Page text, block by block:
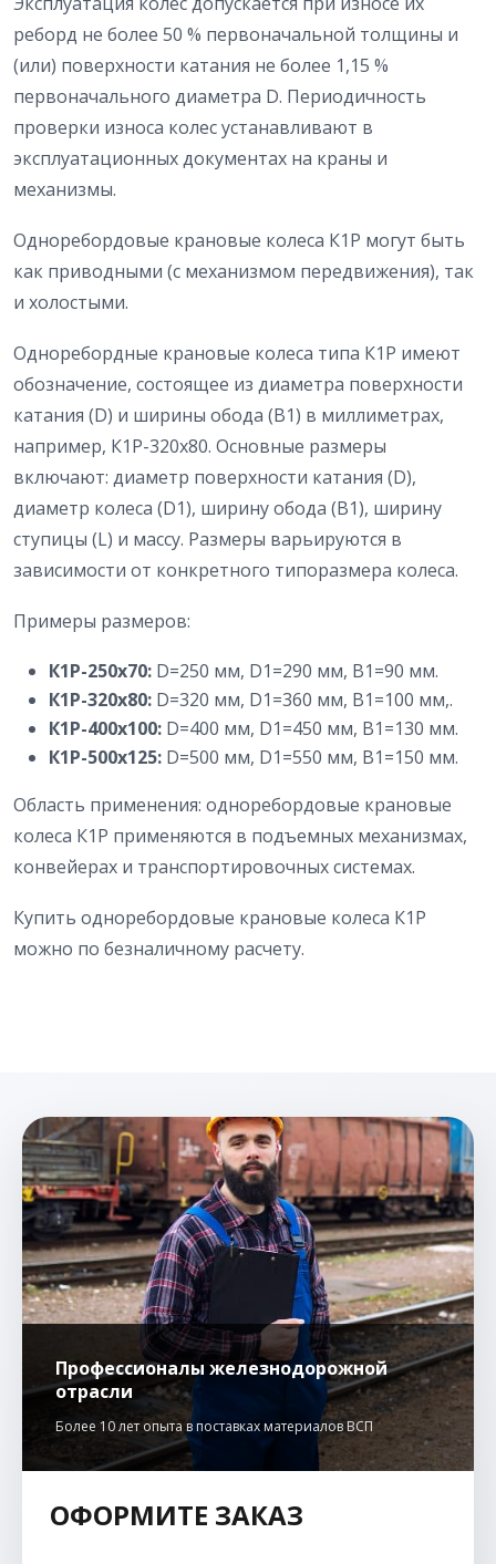
реборд не более 50 % первоначальной толщины и
(или) поверхности катания не более 1,15 %
первоначального диаметра D. Периодичность
проверки износа колес устанавливают в
эксплуатационных документах на краны и
механизмы.
Одноребордовые крановые колеса К1Р могут быть
как приводными (с механизмом передвижения), так
и холостыми.
Одноребордные крановые колеса типа К1Р имеют
обозначение, состоящее из диаметра поверхности
катания (D) и ширины обода (B1) в миллиметрах,
например, К1Р-320х80. Основные размеры
включают: диаметр поверхности катания (D),
диаметр колеса (D1), ширину обода (B1), ширину
ступицы (L) и массу. Размеры варьируются в
зависимости от конкретного типоразмера колеса.
Примеры размеров:
К1Р-250х70: D=250 мм, D1=290 мм, B1=90 мм.
К1Р-320х80: D=320 мм, D1=360 мм, B1=100 мм,.
К1Р-400х100: D=400 мм, D1=450 мм, B1=130 мм.
К1Р-500х125: D=500 мм, D1=550 мм, B1=150 мм.
Область применения: одноребордовые крановые
колеса К1Р применяются в подъемных механизмах,
конвейерах и транспортировочных системах.
Купить одноребордовые крановые колеса К1Р
можно по безналичному расчету.
Профессионалы железнодорожной
отрасли
Более 10 лет опыта в поставках материалов ВСП
ОФОРМИТЕ ЗАКАЗ